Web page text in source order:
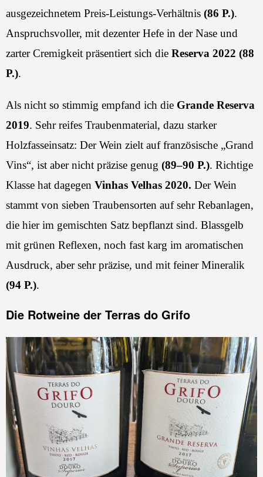
ausgezeichnetem Preis-Leistungs-Verhältnis (86 P.).
Anspruchsvoller, mit dezenter Hefe in der Nase und
zarter Cremigkeit präsentiert sich die Reserva 2022 (88
P.).
Als nicht so stimmig empfand ich die Grande Reserva
2019. Sehr reifes Traubenmaterial, dazu starker
Holzfasseinsatz: Der Wein zielt auf französische „Grand
Vins“, ist aber nicht präzise genug (89–90 P.). Richtige
Klasse hat dagegen Vinhas Velhas 2020. Der Wein
stammt von sieben Traubensorten auf sehr Rebanlagen,
die hier im gemischten Satz bepflanzt sind. Blassgelb
mit grünen Reflexen, noch fast karg im aromatischen
Ausdruck, aber sehr präzise, und mit feiner Mineralik
(94 P.).
Die Rotweine der Terras do Grifo